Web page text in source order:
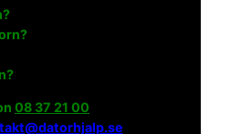
08 37 21 00